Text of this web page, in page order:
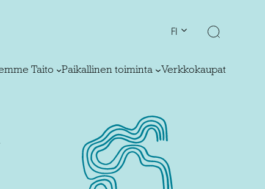
FI
Taito Paikallinen toiminta Verkkokaupat